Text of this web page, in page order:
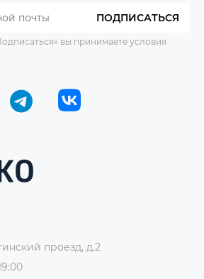
ПОДПИСАТЬСЯ
вы принимаете условия
проезд, д.2